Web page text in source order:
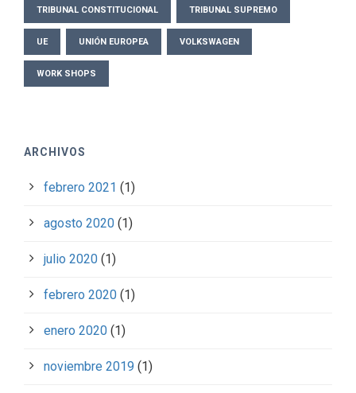
TRIBUNAL CONSTITUCIONAL TRIBUNAL SUPREMO
UE UNIÓN EUROPEA VOLKSWAGEN
WORK SHOPS
ARCHIVOS
febrero 2021 (1)
agosto 2020 (1)
julio 2020 (1)
febrero 2020 (1)
enero 2020 (1)
noviembre 2019 (1)